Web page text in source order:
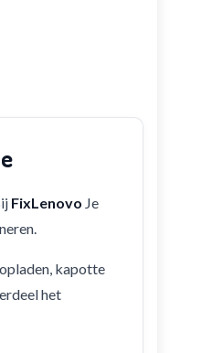
FixLenovo Je
kapotte
het